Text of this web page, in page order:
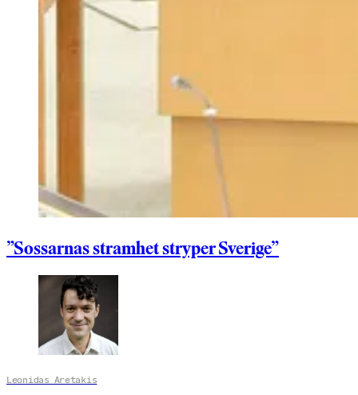
”Sossarnas stramhet stryper Sverige”
Leonidas Aretakis